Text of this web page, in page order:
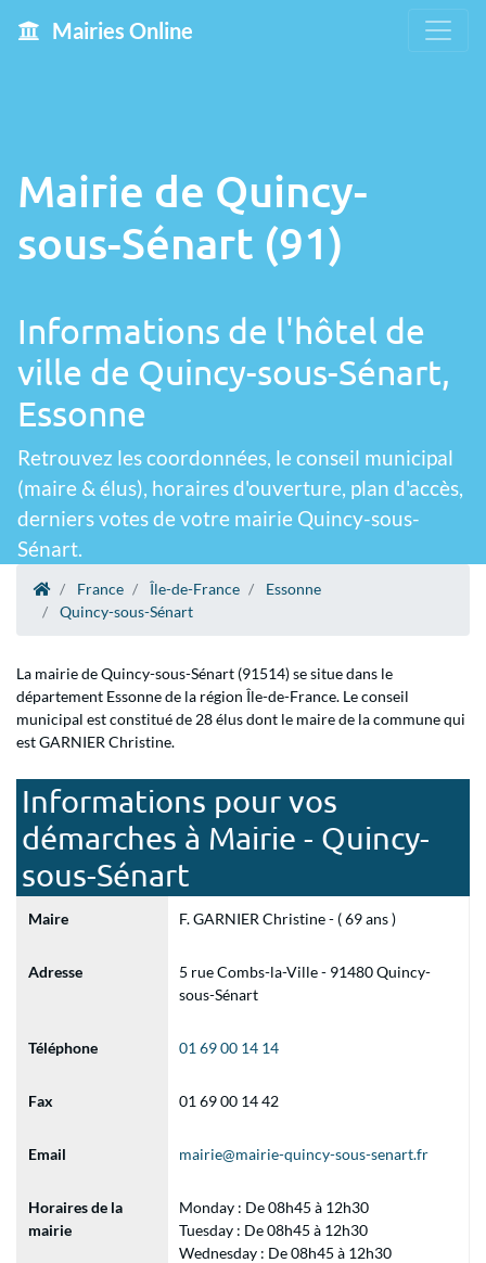
Mairies Online
Mairie de Quincy-
sous-Sénart (91)
Informations de l'hôtel de
ville de Quincy-sous-Sénart,
Essonne
Retrouvez les coordonnées, le conseil municipal
(maire & élus), horaires d'ouverture, plan d'accès,
derniers votes de votre mairie Quincy-sous-
Sénart.
France Île-de-France
Essonne
Quincy-sous-Sénart
La mairie de Quincy-sous-Sénart (91514) se situe dans le
département Essonne de la région Île-de-France. Le conseil
municipal est constitué de 28 élus dont le maire de la commune qui
est GARNIER Christine.
Informations pour vos
démarches à Mairie - Quincy-
sous-Sénart
Maire F. GARNIER Christine - ( 69 ans )
Adresse
5 rue Combs-la-Ville - 91480 Quincy-
sous-Sénart
Téléphone 01 69 00 14 14
Fax 01 69 00 14 42
Email mairie@mairie-quincy-sous-senart.fr
Horaires de la
mairie
Monday : De 08h45 à 12h30
Tuesday : De 08h45 à 12h30
Wednesday : De 08h45 à 12h30